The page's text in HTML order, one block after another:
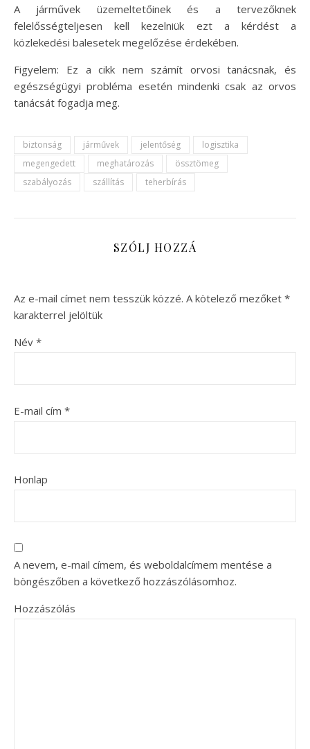
A járművek üzemeltetőinek és a tervezőknek
felelősségteljesen kell kezelniük ezt a kérdést a
közlekedési balesetek megelőzése érdekében.
Figyelem: Ez a cikk nem számít orvosi tanácsnak, és
egészségügyi probléma esetén mindenki csak az orvos
tanácsát fogadja meg.
biztonság járművek jelentőség
logisztika
megengedett
meghatározás
össztömeg
szabályozás
szállítás teherbírás
SZÓLJ HOZZÁ
Az e-mail címet nem tesszük közzé. A kötelező mezőket *
karakterrel jelöltük
Név *
E-mail cím *
Honlap
A nevem, e-mail címem, és weboldalcímem mentése a
böngészőben a következő hozzászólásomhoz.
Hozzászólás